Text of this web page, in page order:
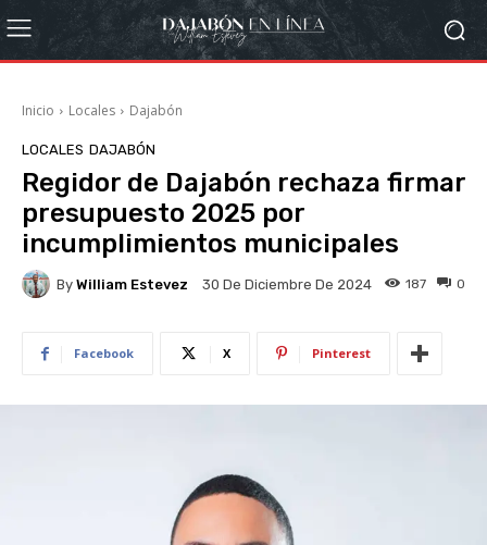
Inicio Locales Dajabón
LOCALES DAJABÓN
Regidor de Dajabón rechaza firmar
presupuesto 2025 por
incumplimientos municipales
By William Estevez 30 De Diciembre De 2024 0
187
Facebook X Pinterest